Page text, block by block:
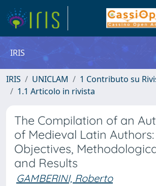
IRIS
IRIS UNICLAM
1 Contributo su
1.1 Articolo in rivista
The Compilation of an
of Medieval Latin Authors:
Objectives,
and Results
GAMBERINI, Roberto